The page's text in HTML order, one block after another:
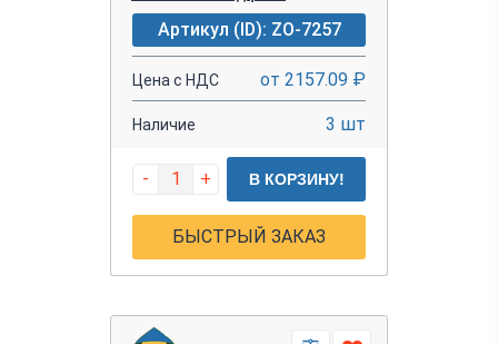
Артикул (ID): ZO-7257
Цена с НДС от 2157.09 ₽
Наличие 3 шт
- + В КОРЗИНУ!
БЫСТРЫЙ ЗАКАЗ